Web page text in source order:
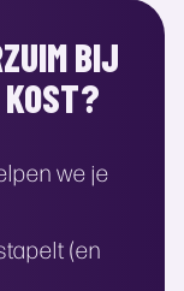
BIJ
KOST?
we je
(en